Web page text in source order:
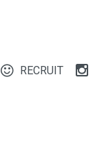
RECRUIT